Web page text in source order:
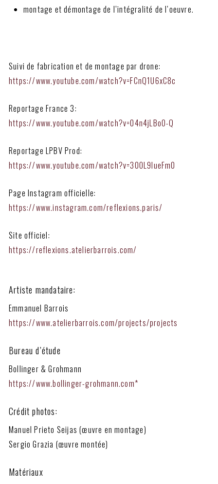
montage et démontage de l’intégralité de l’oeuvre.
Suivi de fabrication et de montage par drone:
https://www.youtube.com/watch?v=FCnQ1U6xC8c
Reportage France 3:
https://www.youtube.com/watch?v=04n4jLBoO-Q
Reportage LPBV Prod:
https://www.youtube.com/watch?v=30OL9IueFm0
Page Instagram officielle:
https://www.instagram.com/reflexions.paris/
Site officiel:
https://reflexions.atelierbarrois.com/
Artiste mandataire:
Emmanuel Barrois
https://www.atelierbarrois.com/projects/projects
Bureau d’étude
Bollinger & Grohmann
https://www.bollinger-grohmann.com*
Crédit photos:
Manuel Prieto Seijas (œuvre en montage)
Sergio Grazia (œuvre montée)
Matériaux